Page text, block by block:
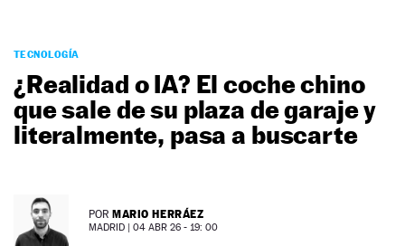
PODCAST
MOTOS
TECNOLOGÍA
SUPERCOCHES
SERVICIOS
NEWSLETTER
TECNOLOGÍA
¿Realidad o IA? El coche chino
que sale de su plaza de garaje y
literalmente, pasa a buscarte
POR MARIO HERRÁEZ
MADRID | 04 ABR 26 - 19: 00